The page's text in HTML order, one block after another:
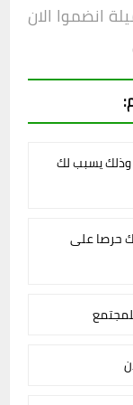
انضموا الان
يسبب لك
حرصا على